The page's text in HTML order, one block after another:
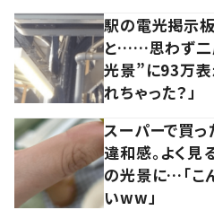
駅の電光掲示
と……思わず二
光景”に93万表
れちゃった？」
スーパーで買っ
違和感。よく見
の光景に…「こ
いww」